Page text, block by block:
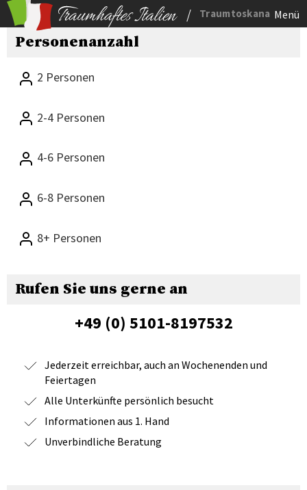
/ Traumtoskana Menü
Personenanzahl
2 Personen
2-4 Personen
4-6 Personen
6-8 Personen
8+ Personen
Rufen Sie uns gerne an
+49 (0) 5101-8197532
Jederzeit erreichbar, auch an Wochenenden und
Feiertagen
Alle Unterkünfte persönlich besucht
Informationen aus 1. Hand
Unverbindliche Beratung